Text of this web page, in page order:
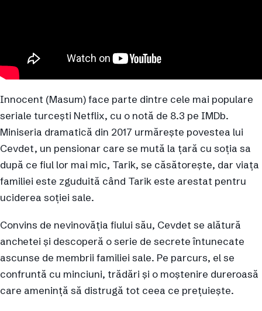
Innocent (Masum) face parte dintre cele mai populare
seriale turcești Netflix, cu o notă de 8.3 pe IMDb.
Miniseria dramatică din 2017 urmărește povestea lui
Cevdet, un pensionar care se mută la țară cu soția sa
după ce fiul lor mai mic, Tarik, se căsătorește, dar viața
familiei este zguduită când Tarik este arestat pentru
uciderea soției sale.
Convins de nevinovăția fiului său, Cevdet se alătură
anchetei și descoperă o serie de secrete întunecate
ascunse de membrii familiei sale. Pe parcurs, el se
confruntă cu minciuni, trădări și o moștenire dureroasă
care amenință să distrugă tot ceea ce prețuiește.